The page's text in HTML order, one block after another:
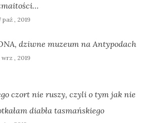
paź , 2019
dziwne muzeum na Antypodach
wrz , 2019
czort nie ruszy, czyli o tym jak nie
diabła tasmańskiego